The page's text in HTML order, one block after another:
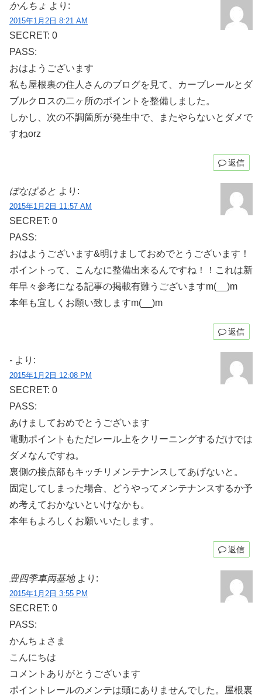
かんちょ より:
2015年1月2日 8:21 AM
SECRET: 0
PASS:
おはようございます
私も屋根裏の住人さんのブログを見て、カーブレールとダ
ブルクロスの二ヶ所のポイントを整備しました。
しかし、次の不調箇所が発生中で、またやらないとダメで
すねorz
返信
ぼなぱると より:
2015年1月2日 11:57 AM
SECRET: 0
PASS:
おはようございます&明けましておめでとうございます！
ポイントって、こんなに整備出来るんですね！！これは新
年早々参考になる記事の掲載有難うございますm(__)m
本年も宜しくお願い致しますm(__)m
返信
- より:
2015年1月2日 12:08 PM
SECRET: 0
PASS:
あけましておめでとうございます
電動ポイントもただレール上をクリーニングするだけでは
ダメなんですね。
裏側の接点部もキッチリメンテナンスしてあげないと。
固定してしまった場合、どうやってメンテナンスするか予
め考えておかないといけなかも。
本年もよろしくお願いいたします。
返信
豊四季車両基地 より:
2015年1月2日 3:55 PM
SECRET: 0
PASS:
かんちょさま
こんにちは
コメントありがとうございます
ポイントレールのメンテは頭にありませんでした。屋根裏